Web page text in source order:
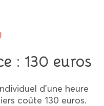
: 130 euros
d'une heure
coûte 130 euros.